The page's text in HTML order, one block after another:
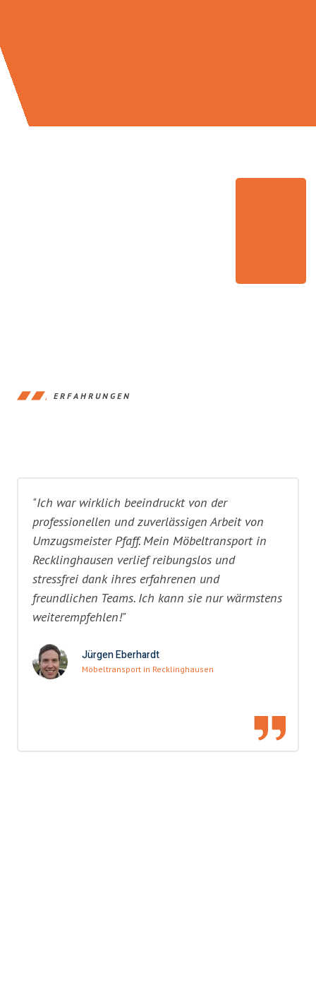
ERFAHRUNGEN
"Ich war wirklich beeindruckt von der
professionellen und zuverlässigen Arbeit von
Umzugsmeister Pfaff. Mein Möbeltransport in
Recklinghausen verlief reibungslos und
stressfrei dank ihres erfahrenen und
freundlichen Teams. Ich kann sie nur wärmstens
weiterempfehlen!"
Jürgen Eberhardt
Möbeltransport in Recklinghausen